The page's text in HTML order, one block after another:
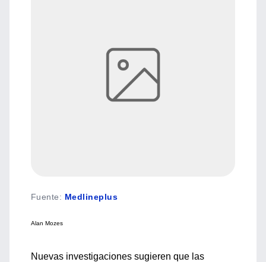
Fuente: Medlineplus
Alan Mozes
Nuevas investigaciones sugieren que las